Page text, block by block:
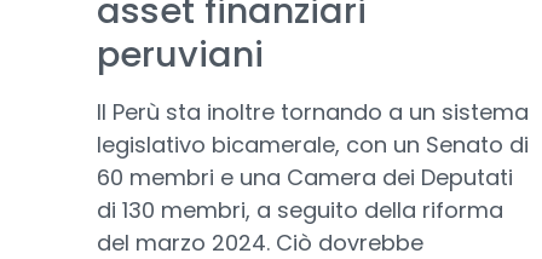
asset finanziari
peruviani
Il Perù sta inoltre tornando a un sistema
legislativo bicamerale, con un Senato di
60 membri e una Camera dei Deputati
di 130 membri, a seguito della riforma
del marzo 2024. Ciò dovrebbe